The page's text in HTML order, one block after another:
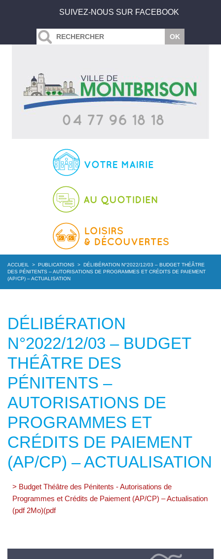
SUIVEZ-NOUS SUR FACEBOOK
ACCUEIL > PUBLICATIONS > DÉLIBÉRATION N°2022/12/03 – BUDGET THÉÂTRE
DES PÉNITENTS – AUTORISATIONS DE PROGRAMMES ET CRÉDITS DE PAIEMENT
(AP/CP) – ACTUALISATION
DÉLIBÉRATION
N°2022/12/03 – BUDGET
THÉÂTRE DES
PÉNITENTS –
AUTORISATIONS DE
PROGRAMMES ET
CRÉDITS DE PAIEMENT
(AP/CP) – ACTUALISATION
> Budget Théâtre des Pénitents - Autorisations de
Programmes et Crédits de Paiement (AP/CP) – Actualisation
(pdf 2Mo)(pdf